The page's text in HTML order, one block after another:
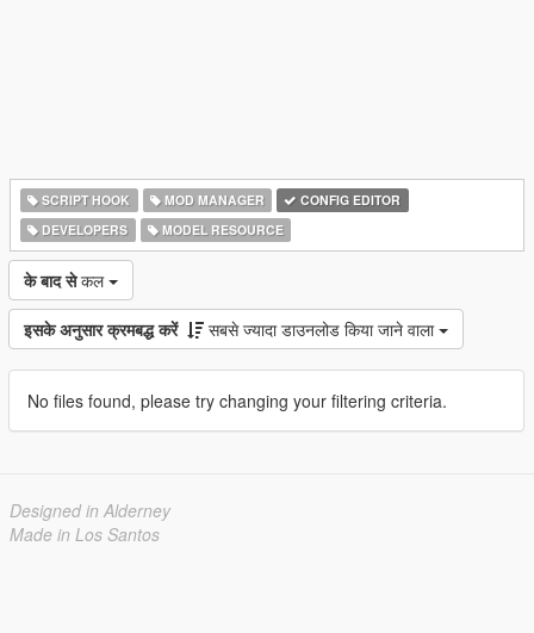
SCRIPT HOOK MOD MANAGER
CONFIG EDITOR
DEVELOPERS
MODEL RESOURCE
के बाद से कल
इसके अनुसार क्रमबद्ध करें सबसे ज्यादा डाउनलोड किया जाने वाला
No files found, please try changing your filtering criteria.
Designed in Alderney
Made in Los Santos